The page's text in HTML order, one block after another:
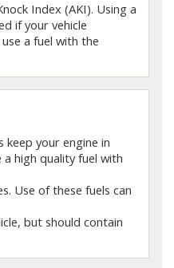
Index (AKI). Using a
if your vehicle
a fuel with the
your engine in
high quality fuel with
Use of these fuels can
but should contain